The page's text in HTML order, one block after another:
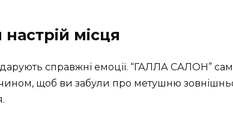
місця
справжні емоції. “ГАЛЛА САЛОН” саме
щоб ви забули про метушню